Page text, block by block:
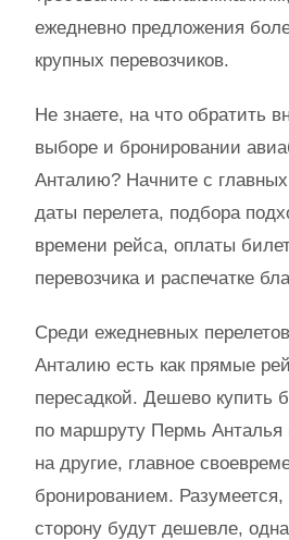
ежедневно предложения
крупных перевозчиков.
Не знаете, на что обратить
выборе и бронировании
Анталию? Начните с главных
даты перелета, подбора
времени рейса, оплаты
перевозчика и распечатке
Среди ежедневных
Анталию есть как прямые
пересадкой. Дешево купить
по маршруту Пермь Анталья
на другие, главное
бронированием.
сторону будут дешевле,